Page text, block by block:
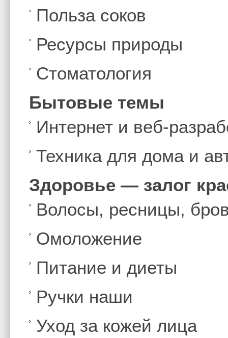
Польза соков
Ресурсы природы
Стоматология
Бытовые темы
Интернет и веб-
Техника для дома и
Здоровье — залог
Волосы, ресницы,
Омоложение
Питание и диеты
Ручки наши
Уход за кожей лица